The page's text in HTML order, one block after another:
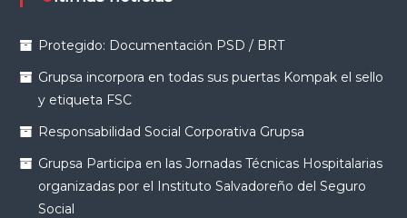
Protegido: Documentación PSD / BRT
Grupsa incorpora en todas sus puertas Kompak el sello
y etiqueta FSC
Responsabilidad Social Corporativa Grupsa
Grupsa Participa en las Jornadas Técnicas Hospitalarias
organizadas por el Instituto Salvadoreño del Seguro
Social